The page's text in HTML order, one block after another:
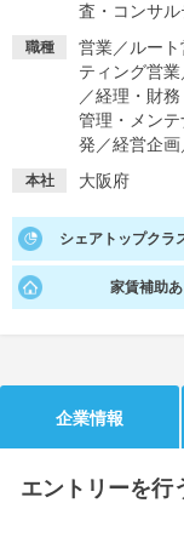
イベントを探す
就活ノウハウ
就活ノウハウが満
適職診
就活ニュース
就活時事ニュースを
査・コンサ
職種 営業／ ルー
ティング営業
／経理・財
管理・メンテ
発 ／経営企画
本社 大阪府
シェアトップクラ
家賃補助あ
企業情報
エントリーを行